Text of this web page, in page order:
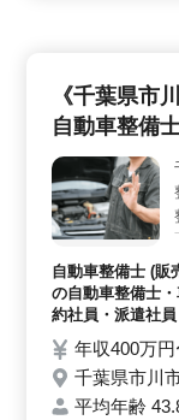
置する自動車
方々も多数活躍
では、フォーク
整備から、定期
当します。また
ナビの取付けな
す。 ＜働きや
務なので、柔軟
車通勤も可能で
の時間を大切に
がしやすい環境
《千葉県市
自動車整備
自動車整備士 (販
の自動車整備士
約社員・派遣社員
年収400万
千葉県市川
平均年齢